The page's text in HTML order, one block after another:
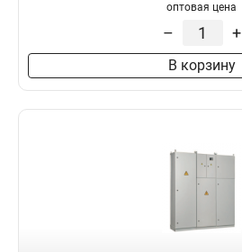
оптовая цена
– +
В корзину